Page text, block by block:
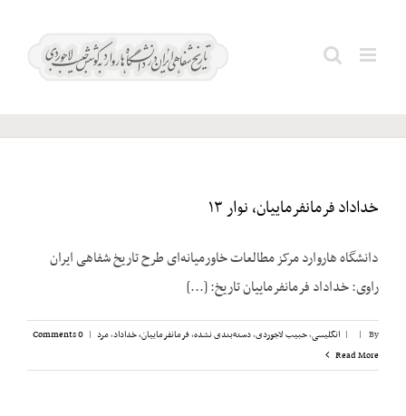
روحانیون؛
خداداد فرمانفرماییان، نوار ۱۳
دانشگاه هاروارد مرکز مطالعات خاورمیانه‌ای طرح تاریخ شفاهی ایران
راوی: خداداد فرمانفرماییان تاریخ: [...]
By
|
| انگلیسی,حبیب لاجوردی,دسته‌بندی نشده,فرمانفرماییان، خداداد,مرد |
0 Comments
Read More